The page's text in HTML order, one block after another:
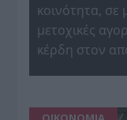
κοινότητα, σε
μετοχικές
κέρδη στον